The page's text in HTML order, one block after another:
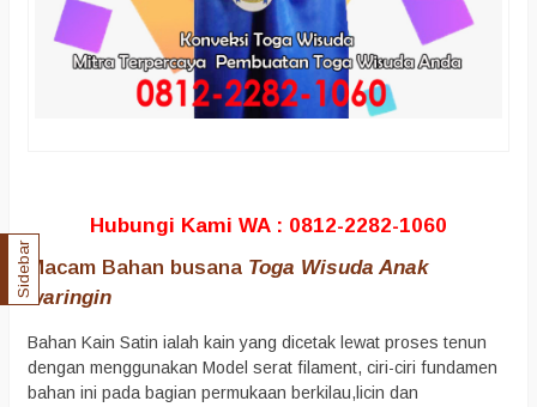
Hubungi Kami WA : 0812-2282-1060
Macam Bahan busana Toga Wisuda Anak
waringin
Bahan Kain Satin ialah kain yang dicetak lewat proses tenun
dengan menggunakan Model serat filament, ciri-ciri fundamen
bahan ini pada bagian permukaan berkilau,licin dan
Sidebar